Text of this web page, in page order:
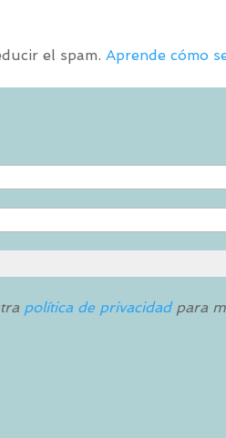
el spam.Aprende cómo
política de privacidadpara